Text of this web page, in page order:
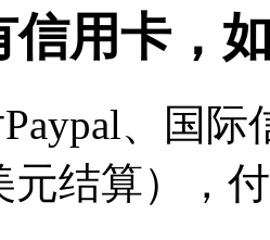
信用卡，
、国
元结算），